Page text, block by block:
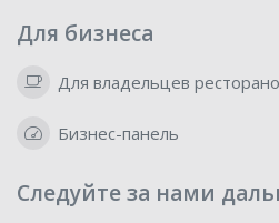
Для бизнеса
Для владельцев
Бизнес-панель
Следуйте за нами